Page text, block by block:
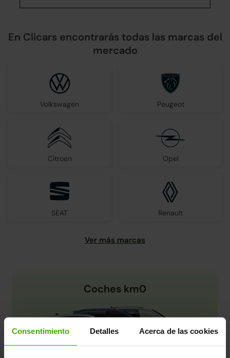
Consentimiento Detalles Acerca de las cookies
En Clicars encontrarás todas las marcas del
mercado
Volkswagen Peugeot
Citroen Opel
SEAT Renault
Coches km0